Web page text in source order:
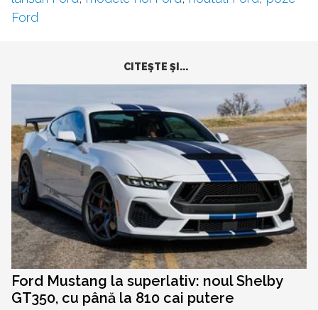
Ford
CITEŞTE ŞI...
Ford Mustang la superlativ: noul Shelby
GT350, cu până la 810 cai putere